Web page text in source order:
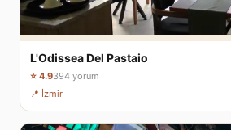
L'Odissea Del Pastaio
⭐ 4.9394 yorum
📍 İzmir